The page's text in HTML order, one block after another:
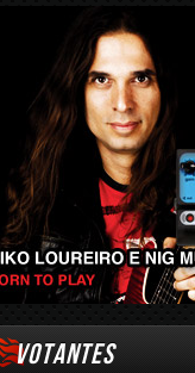
Abr / 2016 Mar / 2016
VOTANTES